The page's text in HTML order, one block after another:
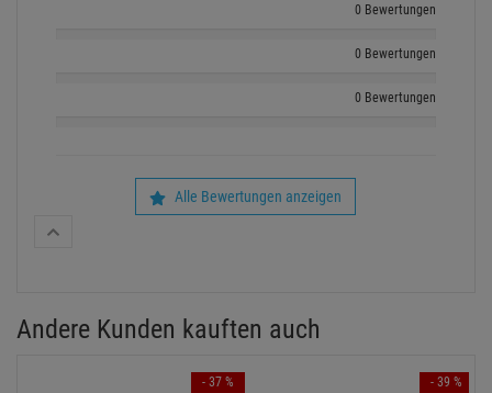
0 Bewertungen
0 Bewertungen
0 Bewertungen
Alle Bewertungen anzeigen
Andere Kunden kauften auch
- 37 % - 39 %